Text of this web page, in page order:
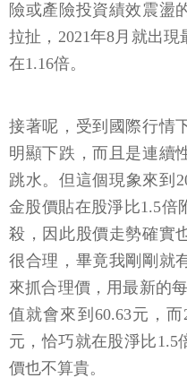
險或產險投資績效震盪
拉扯，2021年8月就出
在1.16倍。
接著呢，受到國際行情
明顯下跌，而且是連續
跳水。但這個現象來到
金股價貼在股淨比1.5倍
殺，因此股價走勢確實
很合理，畢竟我剛剛就
來抓合理價，用最新的
值就會來到60.63元，
元，恰巧就在股淨比1.5
價也不算貴。